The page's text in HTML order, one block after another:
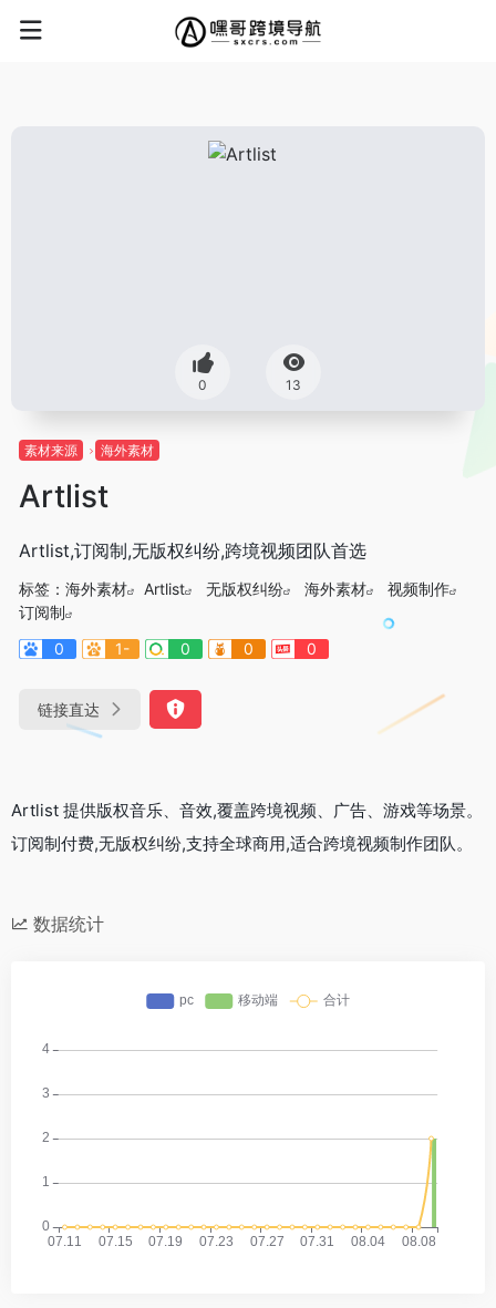
0 13
素材来源 海外素材
Artlist
Artlist,订阅制,无版权纠纷,跨境视频团队首选
标签： 海外素材 Artlist 无版权纠纷 海外素材
视频制作
订阅制
0
1- 0 0 0
链接直达
Artlist 提供版权音乐、音效,覆盖跨境视频、广告、游戏等场景。
订阅制付费,无版权纠纷,支持全球商用,适合跨境视频制作团队。
数据统计